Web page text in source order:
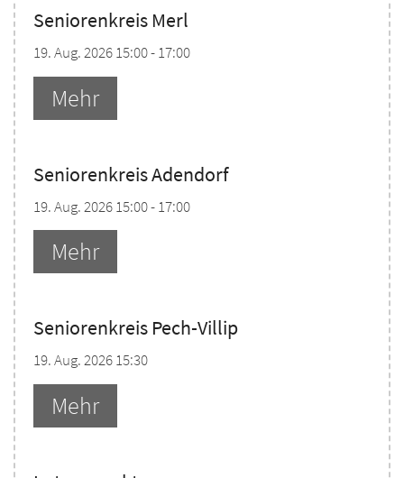
Seniorenkreis Merl
19. Aug. 2026 15:00 - 17:00
Mehr
Seniorenkreis Adendorf
19. Aug. 2026 15:00 - 17:00
Mehr
Seniorenkreis Pech-Villip
19. Aug. 2026 15:30
Mehr